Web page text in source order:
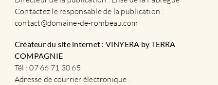
Contactez le responsable de la publication :
contact@domaine-de-rombeau.com
Créateur du site internet : VINYERA by TERRA
COMPAGNIE
Tél : 07 66 71 30 65
Adresse de courrier électronique :